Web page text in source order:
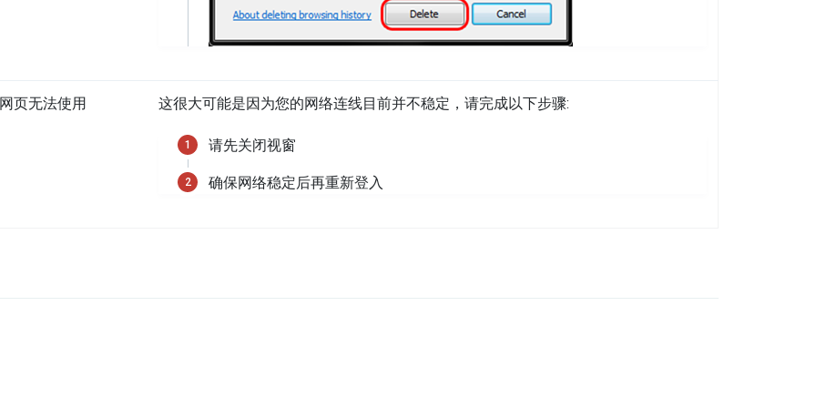
页无法使用 这很大可能是因为您的网络连线目前并不稳定，请完成以下步骤:
请先关闭视窗
确保网络稳定后再重新登入